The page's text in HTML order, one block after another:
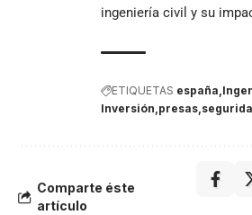
ingeniería civil y su
ETIQUETAS españa
Inversión presas
Comparte éste
artículo